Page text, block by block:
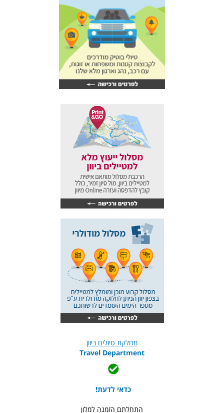
מחלקת טיולים ביוון
Travel Department
כדאי לדעת!
התחלתם הזמנה למלון